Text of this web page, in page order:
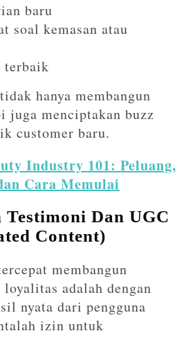
baru
soal kemasan atau
terbaik
hanya membangun
juga menciptakan buzz
customer baru.
Industry 101: Peluang,
Cara Memulai
Testimoni Dan UGC
Content)
membangun
loyalitas adalah dengan
nyata dari pengguna
izin untuk